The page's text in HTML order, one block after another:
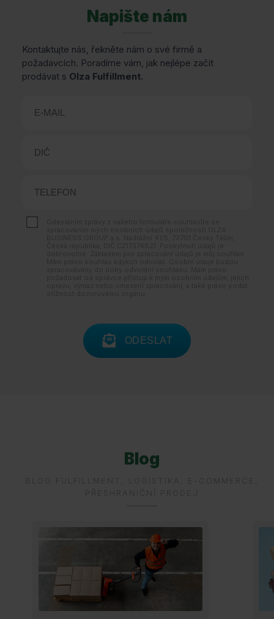
Napište nám
Kontaktujte nás, řekněte nám o své firmě a
požadavcích. Poradíme vám, jak nejlépe začít
prodávat s Olza Fulfillment.
ODESLAT
Blog